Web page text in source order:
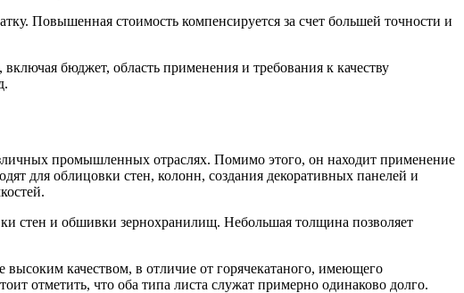
Повышенная стоимость компенсируется за счет большей точности и
бюджет, область применения и требования к качеству
промышленных отраслях. Помимо этого, он находит применение
для облицовки стен, колонн, создания декоративных панелей и
стен и обшивки зернохранилищ. Небольшая толщина позволяет
качеством, в отличие от горячекатаного, имеющего
отметить, что оба типа листа служат примерно одинаково долго.